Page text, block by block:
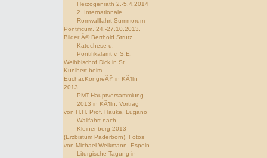
Herzogenrath 2.-5.4.2014
2. Internationale
Romwallfahrt Summorum
Pontificum, 24.-27.10.2013,
Bilder Â© Berthold Strutz.
Katechese u.
Pontifikalamt v. S.E.
Weihbischof Dick in St.
Kunibert beim
Euchar.KongreÃŸ in KÃ¶ln
2013
PMT-Hauptversammlung
2013 in KÃ¶ln, Vortrag
von H.H. Prof. Hauke, Lugano
Wallfahrt nach
Kleinenberg 2013
(Erzbistum Paderborn), Fotos
von Michael Weikmann, Espeln
Liturgische Tagung in